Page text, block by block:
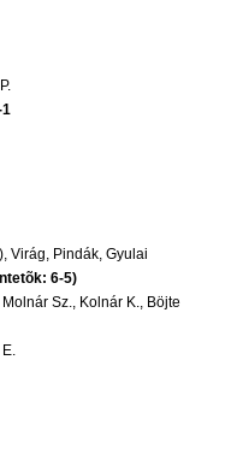
1
Virág, Pindák, Gyulai
6-5)
Sz., Kolnár K., Böjte